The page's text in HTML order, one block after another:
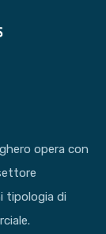
opera con
tipologia di